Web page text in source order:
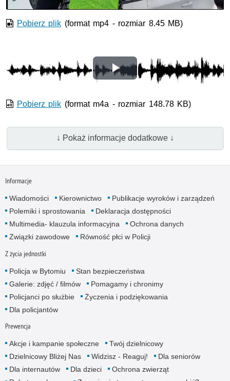
Pobierz plik (format mp4 - rozmiar 8.45 MB)
Odtwórz
wideo
Pobierz plik (format m4a - rozmiar 148.78 KB)
↓ Pokaż informacje dodatkowe ↓
Informacje
Wiadomości Kierownictwo
Publikacje wyroków i zarządzeń
Polemiki i sprostowania
Deklaracja dostępności
Multimedia- klauzula informacyjna
Ochrona danych
Związki zawodowe
Równość płci w Policji
Z życia jednostki
Policja w Bytomiu
Stan bezpieczeństwa
Galerie: zdjęć / filmów
Pomagamy i chronimy
Policjanci po służbie
Życzenia i podziękowania
Dla policjantów
Prewencja
Akcje i kampanie społeczne
Twój dzielnicowy
Dzielnicowy Bliżej Nas
Widzisz - Reaguj!
Dla seniorów
Dla internautów
Dla dzieci
Ochrona zwierząt